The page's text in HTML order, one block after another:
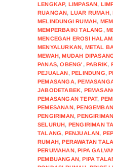
LENGKAP, LIMPASAN,
RUANGAN, LUAR RUMAH,
MELINDUNGI RUMAH,
MEMPERBAIKI TALANG ,
MENCEGAH EROSI
MENYALURKAN, METAL
MEWAH,MUDAH
PANAS,OBENG' ,PABRIK,
PEJUALAN,PELINDUNG,
PEMASANGA,
JABODETABEK,
PEMASANGAN TEPAT,
PEMESANAN,
PENGIRIMAN,
SELURUH, PENGIRIMAN
TALANG, PENJUALAN,
RUMAH,PERAWATAN
PERUMAHAN,PIPA
PEMBUANGAN,PIPA